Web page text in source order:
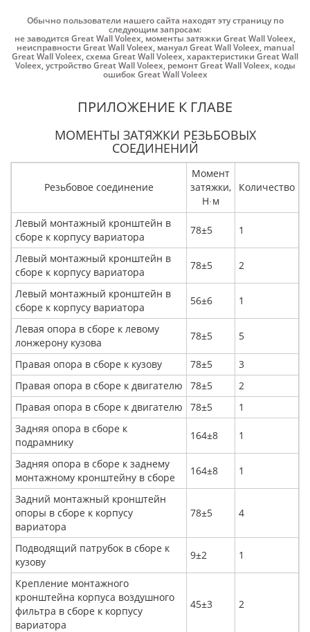
Обычно пользователи нашего сайта находят эту страницу по
следующим запросам:
не заводится Great Wall Voleex, моменты затяжки Great Wall Voleex,
неисправности Great Wall Voleex, мануал Great Wall Voleex, manual
Great Wall Voleex,схема Great Wall Voleex,характеристики Great Wall
Voleex,устройство Great Wall Voleex, ремонт Great Wall Voleex, коды
ошибок Great Wall Voleex
ПРИЛОЖЕНИЕ К ГЛАВЕ
МОМЕНТЫ ЗАТЯЖКИ РЕЗЬБОВЫХ
СОЕДИНЕНИЙ
Резьбовое соединение
Момент
затяжки,
Н· м
Количество
Левый монтажный кронштейн в
сборе к корпусу вариатора
78±5 1
Левый монтажный кронштейн в
сборе к корпусу вариатора
78±5 2
Левый монтажный кронштейн в
сборе к корпусу вариатора
56±6 1
Левая опора в сборе к левому
лонжерону кузова
78±5 5
Правая опора в сборе к кузову 78±5
3
Правая опора в сборе к двигателю
78±5
2
Правая опора в сборе к двигателю
78±5
1
Задняя опора в сборе к
подрамнику
164±8 1
Задняя опора в сборе к заднему
монтажному кронштейну в сборе
164±8 1
Задний монтажный кронштейн
опоры в сборе к корпусу
вариатора
78±5 4
Подводящий патрубок в сборе к
кузову
9±2 1
Крепление монтажного
кронштейна корпуса воздушного
фильтра в сборе к корпусу
вариатора
45±3 2